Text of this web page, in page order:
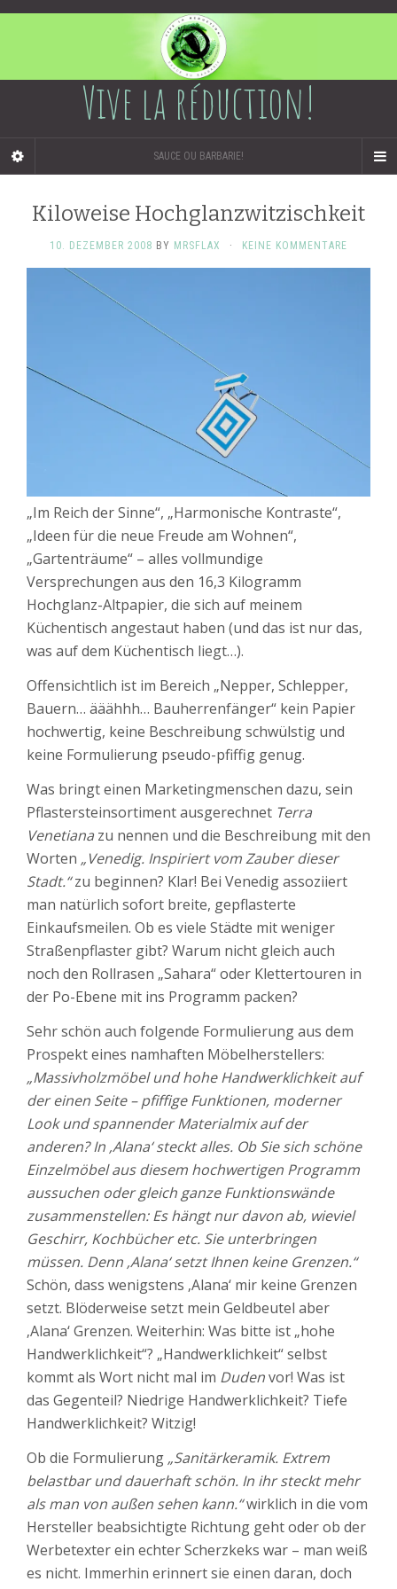
Vive la réduction!
SAUCE OU BARBARIE!
Kiloweise Hochglanzwitzischkeit
10. DEZEMBER 2008 BY MRSFLAX · KEINE KOMMENTARE
„Im Reich der Sinne“, „Harmonische Kontraste“,
„Ideen für die neue Freude am Wohnen“,
„Gartenträume“ – alles vollmundige
Versprechungen aus den 16,3 Kilogramm
Hochglanz-Altpapier, die sich auf meinem
Küchentisch angestaut haben (und das ist nur das,
was auf dem Küchentisch liegt…).
Offensichtlich ist im Bereich „Nepper, Schlepper,
Bauern… ääähhh… Bauherrenfänger“ kein Papier
hochwertig, keine Beschreibung schwülstig und
keine Formulierung pseudo-pfiffig genug.
Was bringt einen Marketingmenschen dazu, sein
Pflastersteinsortiment ausgerechnet Terra
Venetiana zu nennen und die Beschreibung mit den
Worten „Venedig. Inspiriert vom Zauber dieser
Stadt.“zu beginnen? Klar! Bei Venedig assoziiert
man natürlich sofort breite, gepflasterte
Einkaufsmeilen. Ob es viele Städte mit weniger
Straßenpflaster gibt? Warum nicht gleich auch
noch den Rollrasen „Sahara“ oder Klettertouren in
der Po-Ebene mit ins Programm packen?
Sehr schön auch folgende Formulierung aus dem
Prospekt eines namhaften Möbelherstellers:
„Massivholzmöbel und hohe Handwerklichkeit auf
der einen Seite – pfiffige Funktionen, moderner
Look und spannender Materialmix auf der
anderen? In ‚Alana‘ steckt alles. Ob Sie sich schöne
Einzelmöbel aus diesem hochwertigen Programm
aussuchen oder gleich ganze Funktionswände
zusammenstellen: Es hängt nur davon ab, wieviel
Geschirr, Kochbücher etc. Sie unterbringen
müssen. Denn ‚Alana‘ setzt Ihnen keine Grenzen.“
Schön, dass wenigstens ‚Alana‘ mir keine Grenzen
setzt. Blöderweise setzt mein Geldbeutel aber
‚Alana‘ Grenzen. Weiterhin: Was bitte ist „hohe
Handwerklichkeit“? „Handwerklichkeit“ selbst
kommt als Wort nicht mal im Dudenvor! Was ist
das Gegenteil? Niedrige Handwerklichkeit? Tiefe
Handwerklichkeit? Witzig!
Ob die Formulierung „Sanitärkeramik. Extrem
belastbar und dauerhaft schön. In ihr steckt mehr
als man von außen sehen kann.“wirklich in die vom
Hersteller beabsichtigte Richtung geht oder ob der
Werbetexter ein echter Scherzkeks war – man weiß
es nicht. Immerhin erinnert sie einen daran, doch